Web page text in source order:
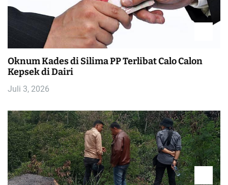
p
o
s
Oknum Kades di Silima PP Terlibat Calo Calon
Kepsek di Dairi
Juli 3, 2026